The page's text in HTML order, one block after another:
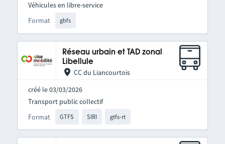
Format gbfs
Véhicules en libre-service
Réseau urbain et TAD zonal
Libellule
CC du Liancourtois
créé le 03/03/2026
Format GTFS SIRI gtfs-rt
Transport public collectif